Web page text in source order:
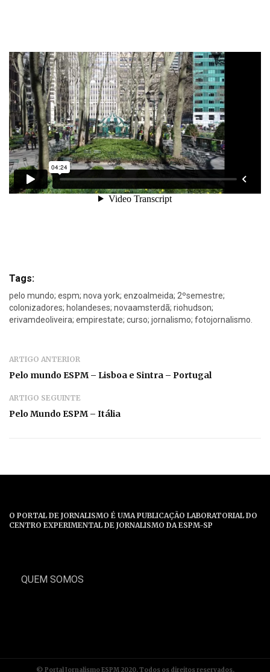
Tags:
pelo mundo; espm; nova york; enzoalmeida; 2ºsemestre;
colonizadores; holandeses; novaamsterdã; riohudson;
erivamdeoliveira; empirestate; curso; jornalismo; fotojornalismo.
ARTIGO ANTERIOR
Pelo mundo ESPM – Lisboa e Sintra – Portugal
ARTIGO SEGUINTE
Pelo Mundo ESPM – Itália
O PORTAL DE JORNALISMO É UMA PUBLICAÇÃO LABORATORIAL DO
CENTRO EXPERIMENTAL DE JORNALISMO DA ESPM-SP
QUEM SOMOS
© Portal Jornalismo ESPM 2020. Todos os direitos reservados.